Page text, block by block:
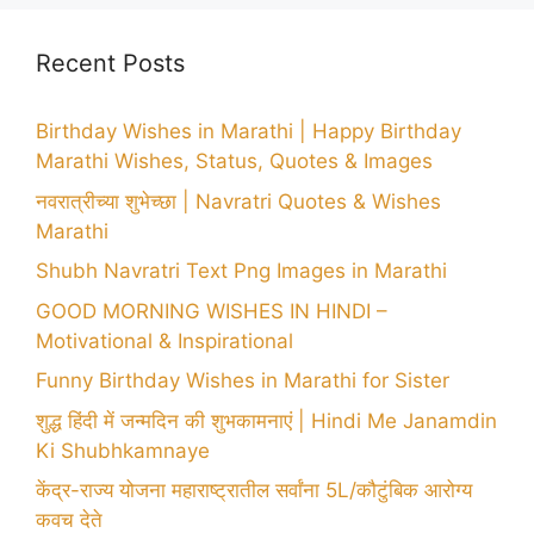
Recent Posts
Birthday Wishes in Marathi | Happy Birthday
Marathi Wishes, Status, Quotes & Images
नवरात्रीच्या शुभेच्छा | Navratri Quotes & Wishes
Marathi
Shubh Navratri Text Png Images in Marathi
GOOD MORNING WISHES IN HINDI –
Motivational & Inspirational
Funny Birthday Wishes in Marathi for Sister
शुद्ध हिंदी में जन्मदिन की शुभकामनाएं | Hindi Me Janamdin
Ki Shubhkamnaye
केंद्र-राज्य योजना महाराष्ट्रातील सर्वांना 5L/कौटुंबिक आरोग्य
कवच देते